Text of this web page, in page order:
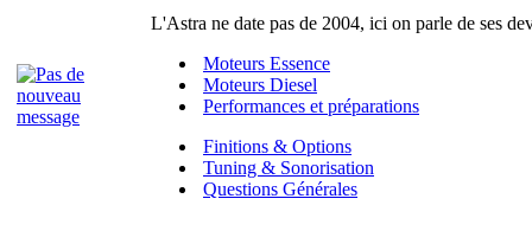
L'Astra ne date pas de 2004, ici on parle de ses
Moteurs Essence
Moteurs Diesel
Performances et préparations
Finitions & Options
Tuning & Sonorisation
Questions Générales